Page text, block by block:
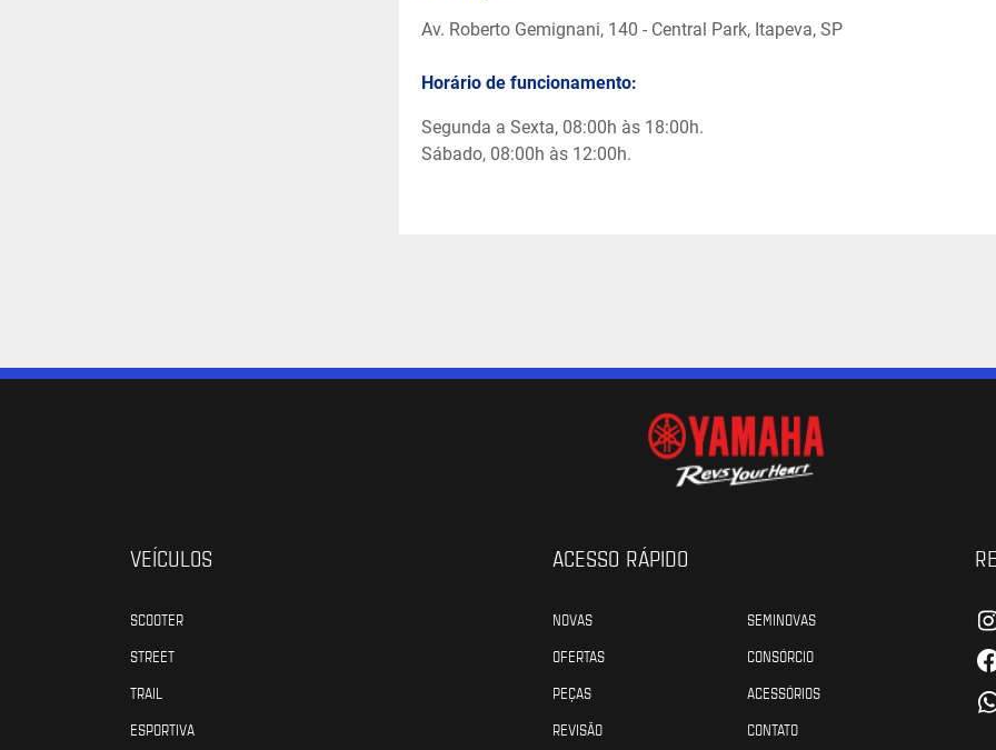
Av. Roberto Gemignani, 140 - Central Park, Itapeva, SP
Horário de funcionamento:
Segunda a Sexta, 08:00h às 18:00h.
Sábado, 08:00h às 12:00h.
VEÍCULOS
SCOOTER
STREET
TRAIL
ESPORTIVA
ACESSO RÁPIDO
NOVAS
SEMINOVAS
OFERTAS
CONSÓRCIO
PEÇAS
ACESSÓRIOS
REVISÃO
CONTATO